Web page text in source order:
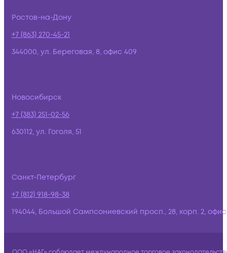
Ростов-на-Дону
+7 (863) 270-45-21
344000, ул. Береговая, 8, офис 409
Новосибирск
+7 (383) 251-02-56
630112, ул. Гоголя, 51
Санкт-Петербург
+7 (812) 918-98-38
194044, Большой Сампсониевский просп., 28, корп. 2,